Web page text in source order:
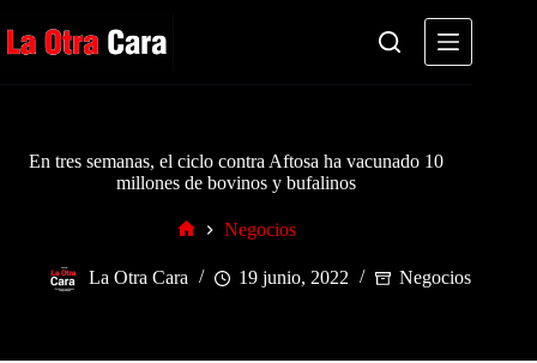
al
contenido
En tres semanas, el ciclo contra Aftosa ha vacunado 10
millones de bovinos y bufalinos
Negocios
La Otra Cara 19 junio, 2022 Negocios